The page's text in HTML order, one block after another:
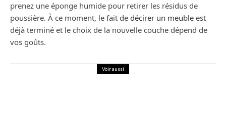
prenez une éponge humide pour retirer les résidus de
poussière. À ce moment, le fait de décirer un meuble est
déjà terminé et le choix de la nouvelle couche dépend de
vos goûts.
Voir aussi